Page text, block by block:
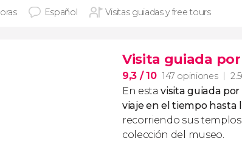
Español Visitas guiadas y free tours
Visita guiada
9,3 / 10 147 opiniones
En estavisita guiada
viaje en el tiempo hasta
recorriendo sus
colección del museo.